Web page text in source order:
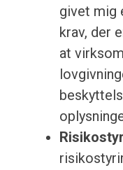
givet mig
krav, der
at